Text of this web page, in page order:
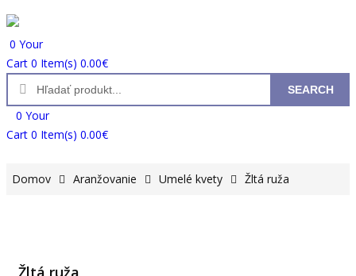
0 Your
Cart 0 Item(s) 0.00€
SEARCH
0 Your
Cart 0 Item(s) 0.00€
Domov Aranžovanie Umelé kvety Žltá ruža
Žltá ruža